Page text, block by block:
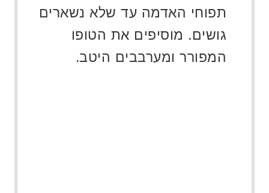
תפוחי האדמה עד שלא נשארים
גושים. מוסיפים את הטופו
המפורר ומערבבים היטב.